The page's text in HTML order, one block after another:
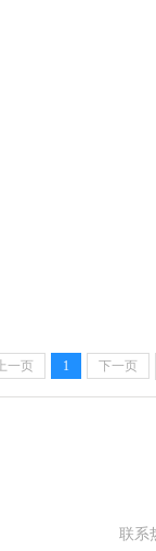
上一页 1 下一页
联系